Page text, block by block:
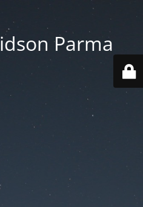
Parma